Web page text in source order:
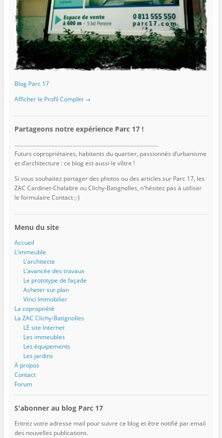
Blog Parc 17
Afficher le Profil Complet →
Partageons notre expérience Parc 17 !
.................................................................................................
Futurs copropriétaires, habitants du quartier, passionnés d’urbanisme
et d’architecture : ce blog est aussi le vôtre !
Si vous souhaitez partager des photos ou des articles sur Parc 17, les
ZAC Cardinet-Chalabre ou Clichy-Batignolles, n'hésitez pas à utiliser
le formulaire Contact ;-)
Menu du site
Accueil
L’immeuble
L’architecte
L’avancée des travaux
Le prototype de façade
Acheter sur plan
Vinci Immobilier
La copropriété
La ZAC Clichy-Batignolles
LE site Internet
Les immeubles
Les équipements
Les jardins
À propos
Contact
Forum
S'abonner au blog Parc 17
Entrez votre adresse mail pour suivre ce blog et être notifié par email
des nouvelles publications.